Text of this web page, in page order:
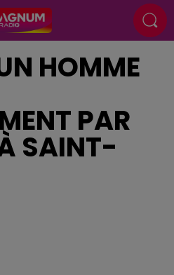
HOMME
PAR
SAINT-